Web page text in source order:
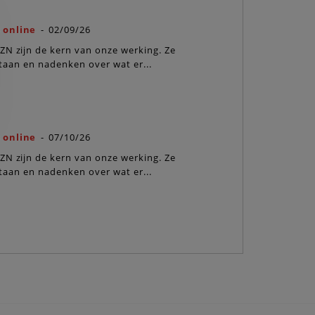
online - 02/09/26
zijn de kern van onze werking. Ze
en nadenken over wat er...
online - 07/10/26
zijn de kern van onze werking. Ze
en nadenken over wat er...